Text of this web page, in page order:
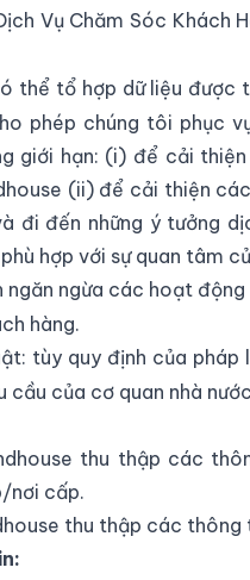
Vụ Chăm Sóc
thể tổ hợp dữ liệu
phép chúng tôi phục
giới hạn: (i) để cải
(ii) để cải thiện
đi đến những ý tưởng
hợp với sự quan tâm
ngừa các hoạt
hàng.
tùy quy định của
cầu của cơ quan nhà
thu thập các
nơi cấp.
thu thập các thông